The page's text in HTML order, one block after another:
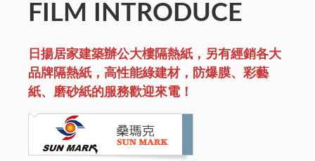
FILM INTRODUCE
日揚居家建築辦公大樓隔熱紙，另有經銷各大
品牌隔熱紙，高性能綠建材，防爆膜、彩藝
紙、磨砂紙的服務歡迎來電！